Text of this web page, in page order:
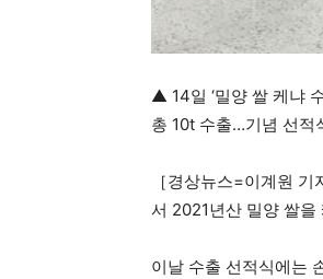
▲ 14일 ‘밀양 쌀 케냐
총 10t 수출…기념 선적
［경상뉴스=이계원
서 2021년산 밀양 쌀을
이날 수출 선적식에는